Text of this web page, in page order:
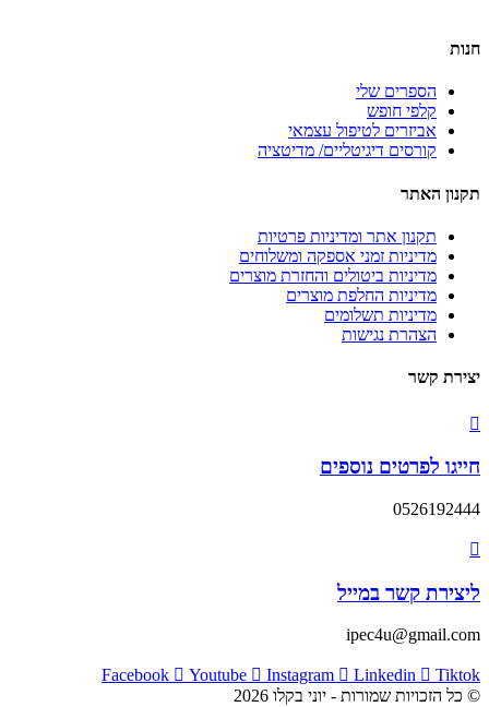
חנות
הספרים שלי
קלפי חופש
אביזרים לטיפול עצמאי
קורסים דיגיטליים/ מדיטציה
תקנון האתר
תקנון אתר ומדיניות פרטיות
מדיניות זמני אספקה ומשלוחים
מדיניות ביטולים והחזרת מוצרים
מדיניות החלפת מוצרים
מדיניות תשלומים
הצהרת נגישות
יצירת קשר
חייגו לפרטים נוספים
0526192444
ליצירת קשר במייל
ipec4u@gmail.com
Facebook Youtube Instagram Linkedin
Tiktok
© כל הזכויות שמורות - יוני בקלו 2026